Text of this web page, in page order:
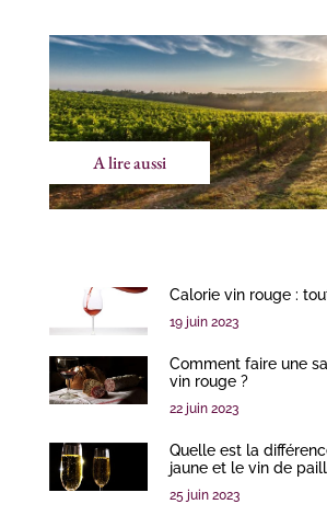
A lire aussi
Calorie vin rouge :
19 juin 2023
Comment faire une
vin rouge ?
22 juin 2023
Quelle est la
jaune et le vin de
25 juin 2023